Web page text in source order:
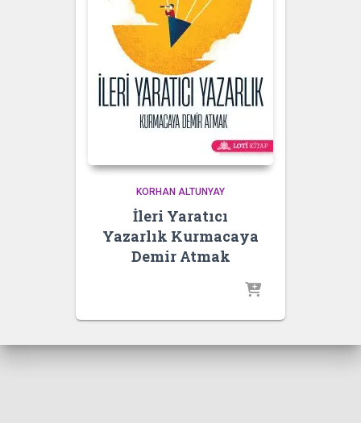
KORHAN ALTUNYAY
İleri Yaratıcı
Yazarlık Kurmacaya
Demir Atmak